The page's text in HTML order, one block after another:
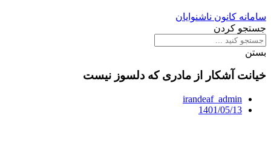
سامانه کانون ناشنوایان
جستجو کردن
بستن
خیانت آشکار از مادری که دلسوز نیست
irandeaf_admin
1401/05/13